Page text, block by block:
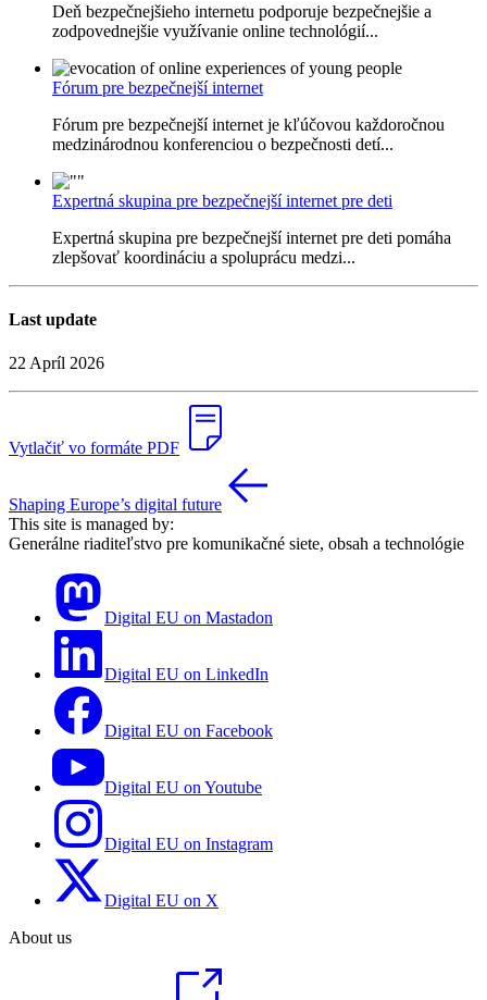
Deň bezpečnejšieho internetu podporuje bezpečnejšie a
zodpovednejšie využívanie online technológií...
Fórum pre bezpečnejší internet
Fórum pre bezpečnejší internet je kľúčovou každoročnou
medzinárodnou konferenciou o bezpečnosti detí...
Expertná skupina pre bezpečnejší internet pre deti
Expertná skupina pre bezpečnejší internet pre deti pomáha
zlepšovať koordináciu a spoluprácu medzi...
Last update
22 Apríl 2026
Vytlačiť vo formáte PDF
Shaping Europe’s digital future
This site is managed by:
Generálne riaditeľstvo pre komunikačné siete, obsah a technológie
Digital EU on Mastadon
Digital EU on LinkedIn
Digital EU on Facebook
Digital EU on Youtube
Digital EU on Instagram
Digital EU on X
About us